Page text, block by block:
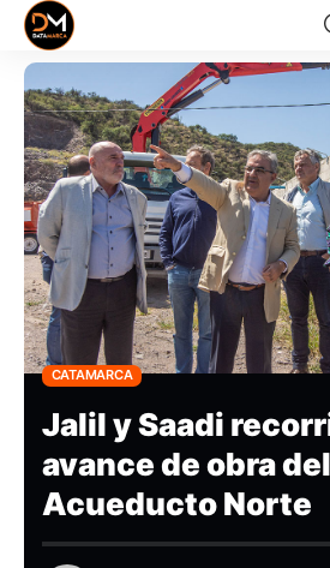
CATAMARCA
Jalil y Saadi
avance de obra del
Acueducto Norte